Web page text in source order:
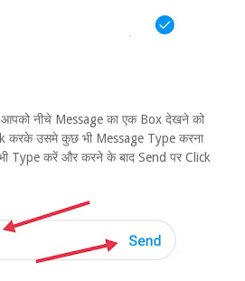
नीचे Message का एक Box देखने को
करके उसमे कुछ भी Message Type करना
Type करें और करने के बाद Send पर Click